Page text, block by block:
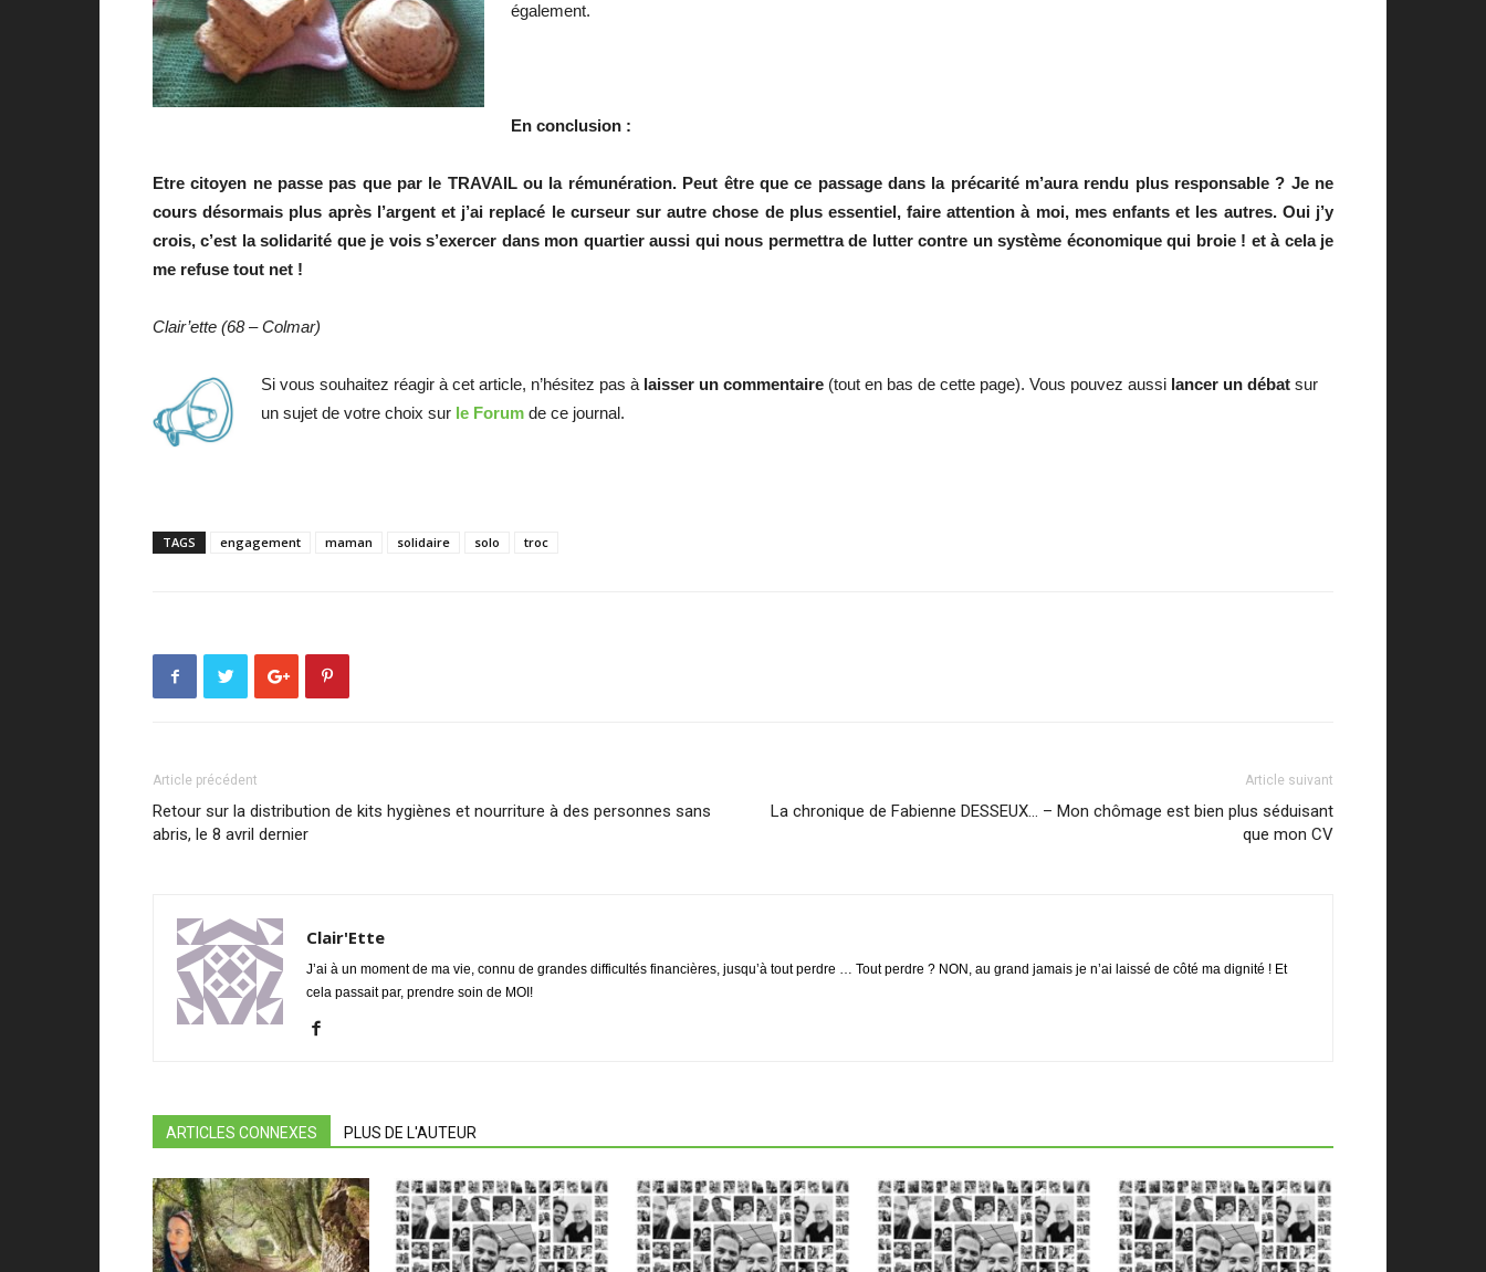
également.
En conclusion :
Etre citoyen ne passe pas que par le TRAVAIL ou la rémunération. Peut être que ce passage dans la précarité m’aura rendu plus responsable ? Je ne
cours désormais plus après l’argent et j’ai replacé le curseur sur autre chose de plus essentiel, faire attention à moi, mes enfants et les autres. Oui j’y
crois, c’est la solidarité que je vois s’exercer dans mon quartier aussi qui nous permettra de lutter contre un système économique qui broie ! et à cela je
me refuse tout net !
Clair’ette (68 – Colmar)
Si vous souhaitez réagir à cet article, n’hésitez pas à laisser un commentaire (tout en bas de cette page). Vous pouvez aussi lancer un débat sur
un sujet de votre choix sur le Forum de ce journal.
TAGS engagement maman solidaire solo troc
Article précédent
Retour sur la distribution de kits hygiènes et nourriture à des personnes sans
abris, le 8 avril dernier
Article suivant
La chronique de Fabienne DESSEUX… – Mon chômage est bien plus séduisant
que mon CV
Clair'Ette
J’ai à un moment de ma vie, connu de grandes difficultés financières, jusqu’à tout perdre … Tout perdre ? NON, au grand jamais je n’ai laissé de côté ma dignité ! Et
cela passait par, prendre soin de MOI!
ARTICLES CONNEXES PLUS DE L'AUTEUR